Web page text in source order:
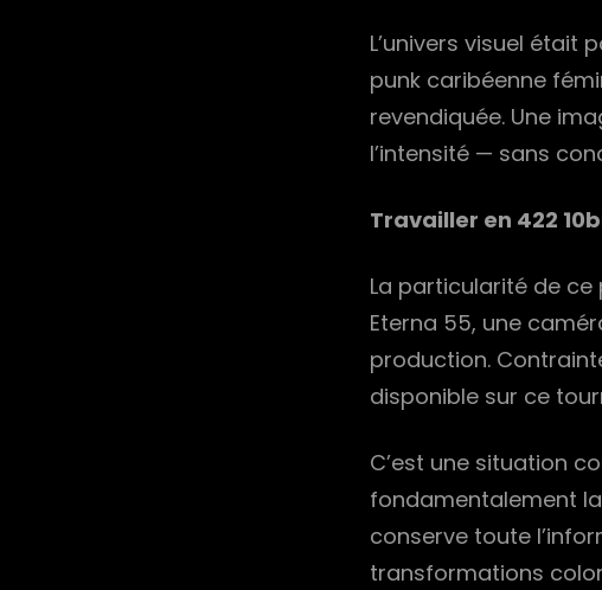
L’univers visuel était
punk caribéenne
revendiquée. Une
l’intensité — sans
Travailler en 422
La particularité de ce
Eterna 55, une
production.
disponible sur ce
C’est une situation
fondamentalement
conserve toute
transformations